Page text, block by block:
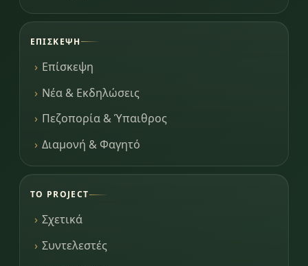
ΕΠΊΣΚΕΨΗ
Επίσκεψη
Νέα & Εκδηλώσεις
Πεζοπορία & Ύπαιθρος
Διαμονή & Φαγητό
ΤΟ PROJECT
Σχετικά
Συντελεστές